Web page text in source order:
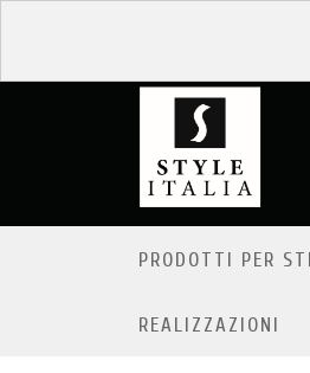
PRODOTTI PER
REALIZZAZIONI